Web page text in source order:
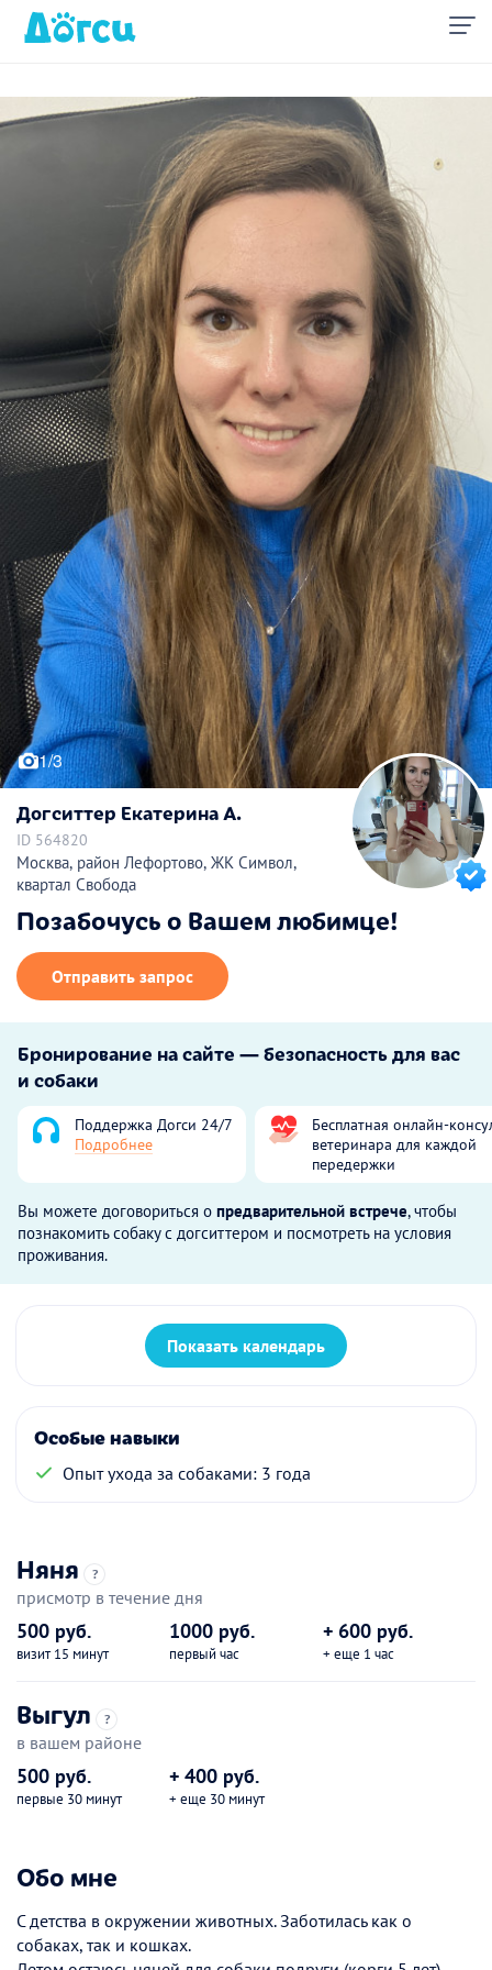
1/3
Догситтер Екатерина А.
ID 564820
Москва, район Лефортово, ЖК Символ,
квартал Свобода
Позабочусь о Вашем любимце!
Отправить запрос
Бронирование на сайте — безопасность для вас
и собаки
Поддержка Догси 24/7
Подробнее
Бесплатная онлайн-
ветеринара для каждой
передержки
Вы можете договориться о предварительной встрече, чтобы
познакомить собаку с догситтером и посмотреть на условия
проживания.
Показать календарь
Особые навыки
Опыт ухода за собаками: 3 года
Няня ?
присмотр в течение дня
500 руб.
визит 15 минут
1000 руб.
первый час
+ 600 руб.
+ еще 1 час
Выгул ?
в вашем районе
500 руб.
первые 30 минут
+ 400 руб.
+ еще 30 минут
Обо мне
С детства в окружении животных. Заботилась как о
собаках, так и кошках.